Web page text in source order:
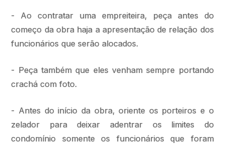
- Ao contratar uma empreiteira, peça antes do
começo da obra haja a apresentação de relação dos
funcionários que serão alocados.
- Peça também que eles venham sempre portando
crachá com foto.
- Antes do início da obra, oriente os porteiros e o
zelador para deixar adentrar os limites do
condomínio somente os funcionários que foram